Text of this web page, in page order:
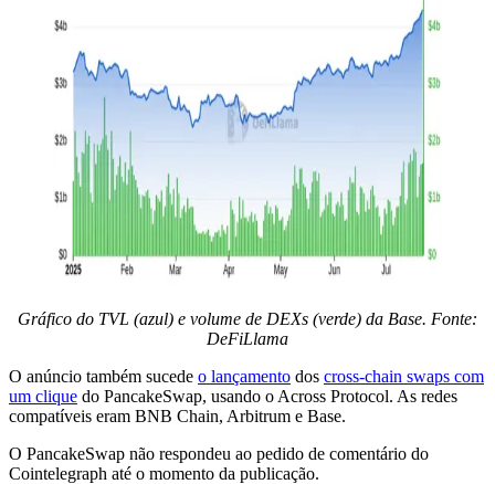
Gráfico do TVL (azul) e volume de DEXs (verde) da Base. Fonte:
DeFiLlama
O anúncio também sucede o lançamento dos cross-chain swaps com
um clique do PancakeSwap, usando o Across Protocol. As redes
compatíveis eram BNB Chain, Arbitrum e Base.
O PancakeSwap não respondeu ao pedido de comentário do
Cointelegraph até o momento da publicação.